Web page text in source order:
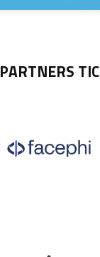
PARTNERS TIC